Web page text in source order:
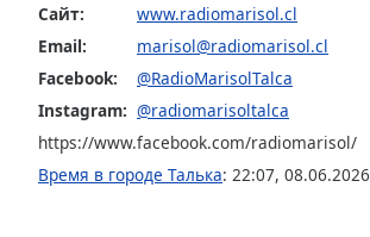
Сайт:
www.radiomarisol.cl
Email:
marisol@radiomarisol.cl
Facebook:
@RadioMarisolTalca
Instagram: @radiomarisoltalca
https://www.facebook.com/radiomarisol/
Время в городе Талька: 22:07, 08.06.2026